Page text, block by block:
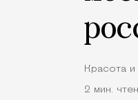
Красота
2 мин.